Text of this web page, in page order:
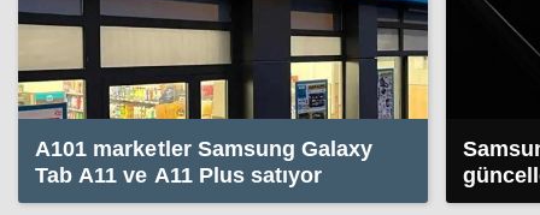
A101 marketler Samsung Galaxy
Tab A11 ve A11 Plus satıyor